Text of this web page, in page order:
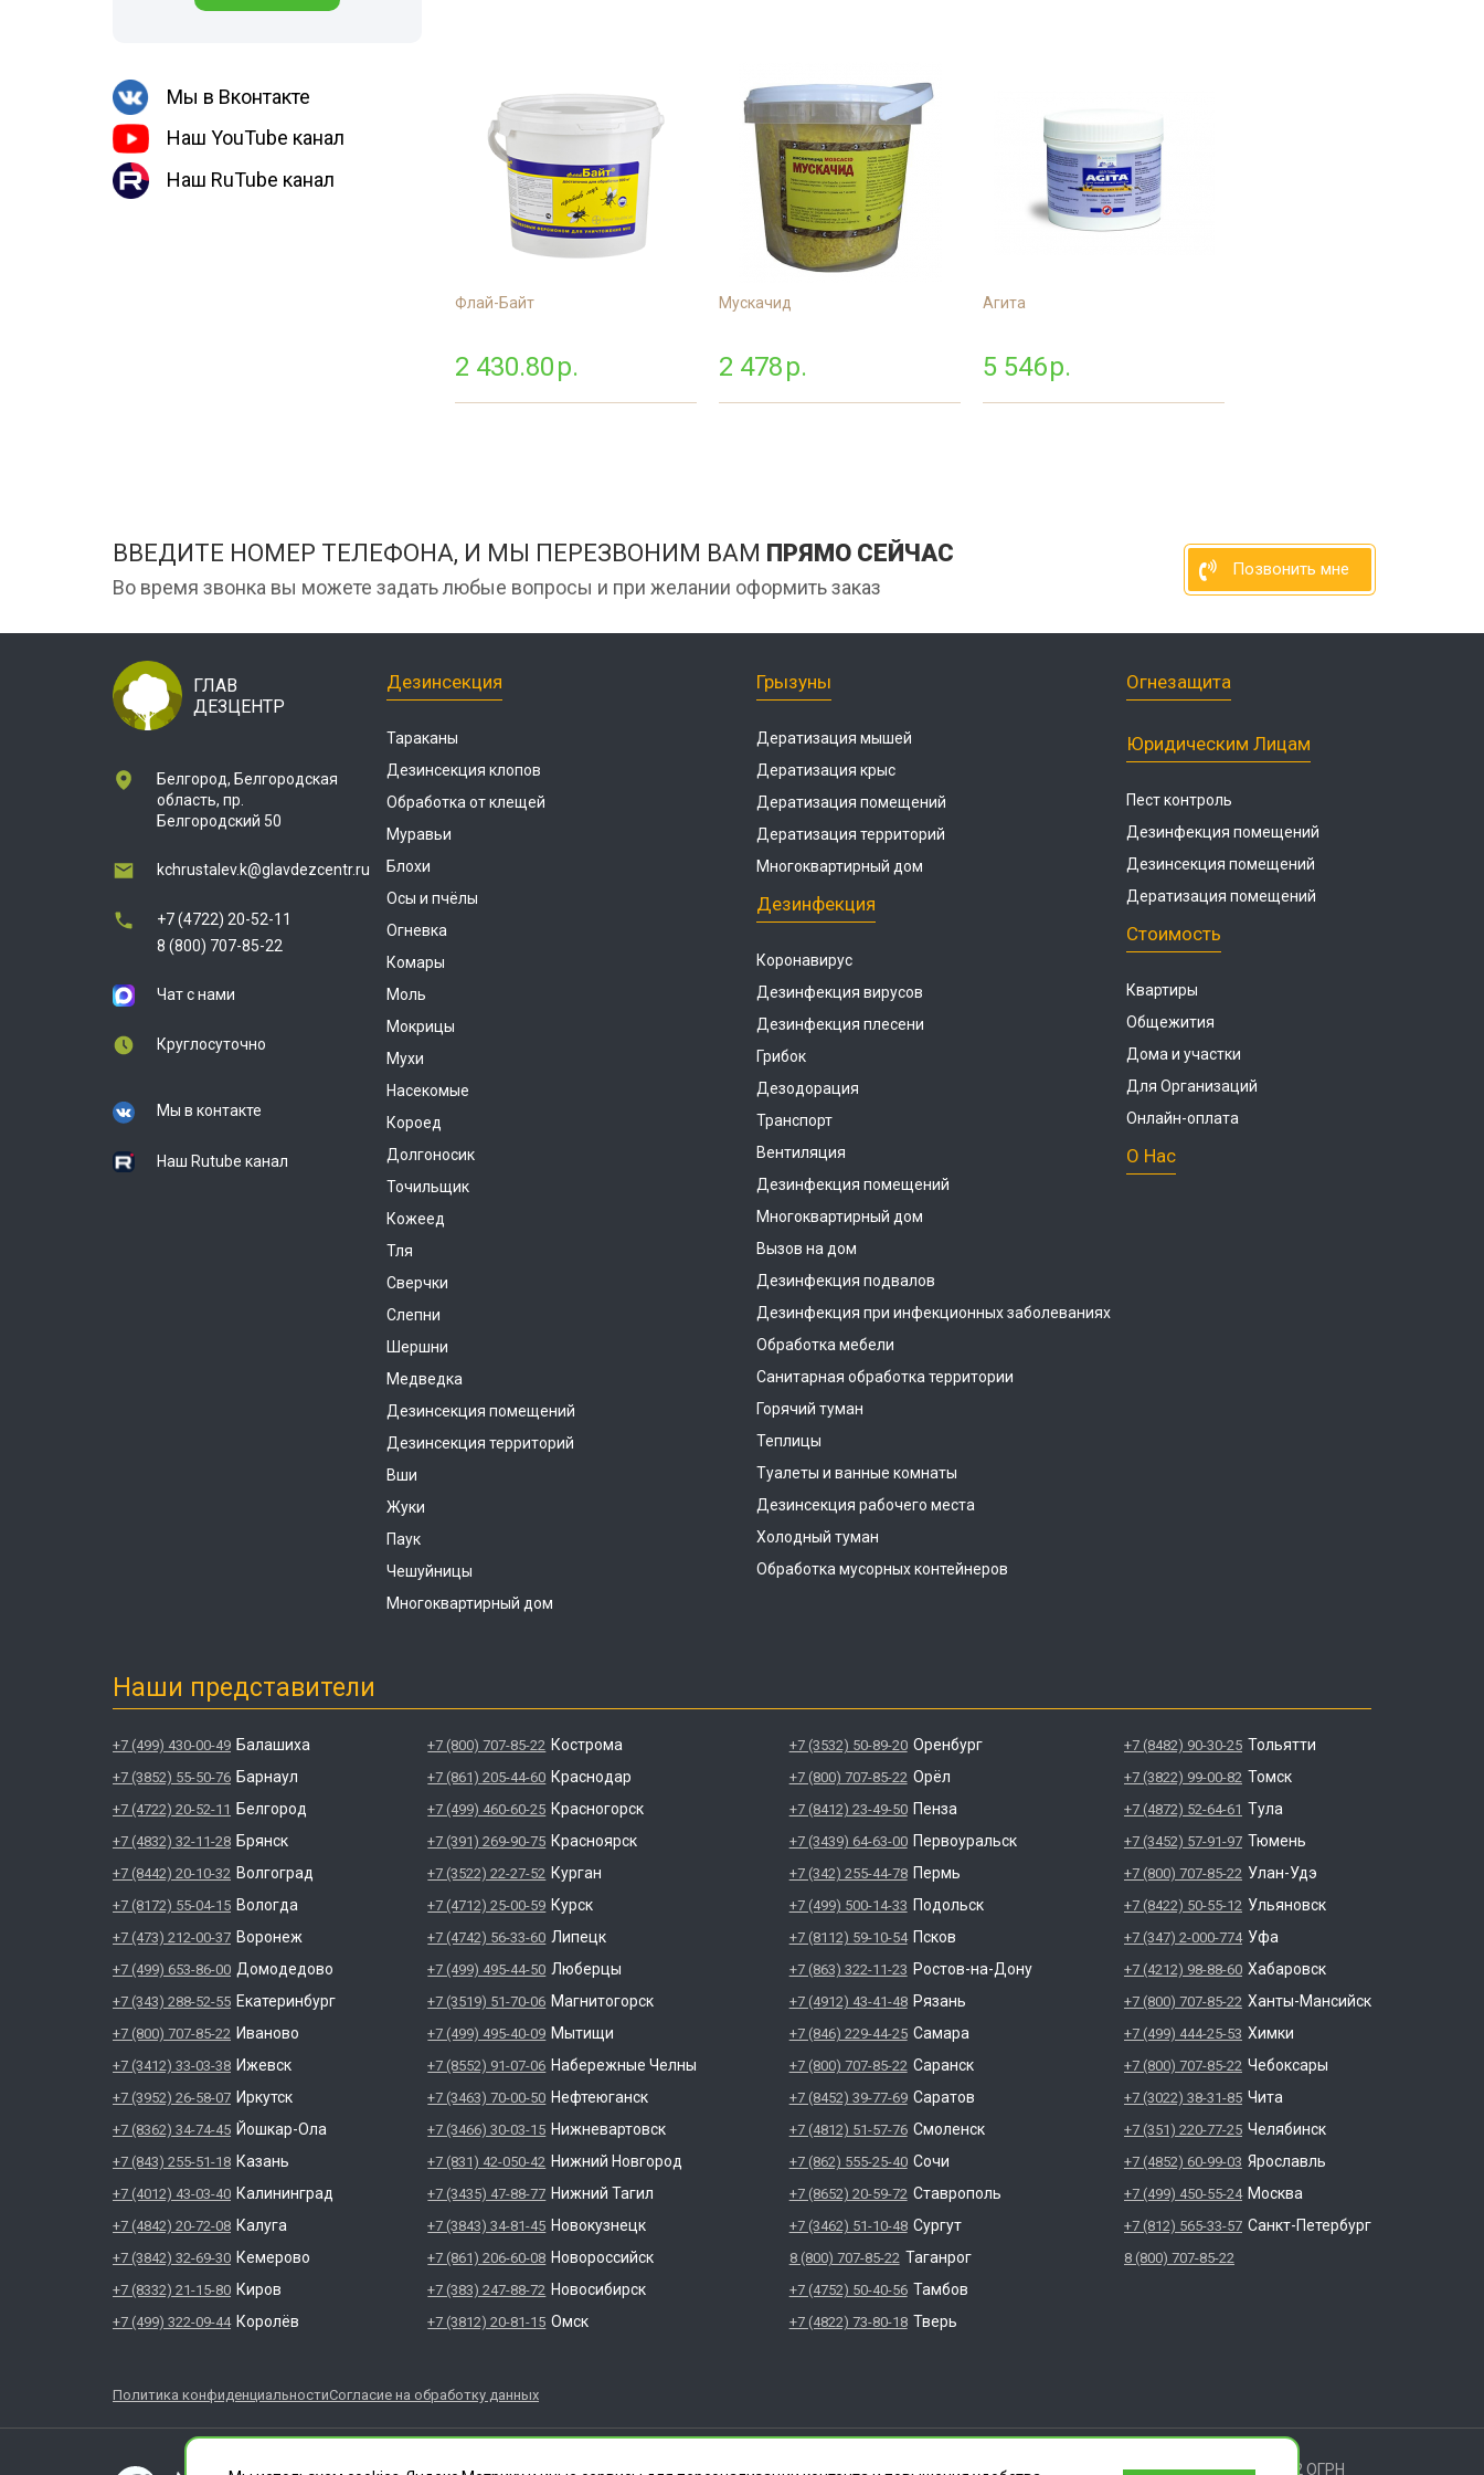
Шершни
Вши
Жуки
мясной промышленности
Обработка кондитерского
цеха
Дезинфекция вагонов
Дезинфекция
холодильников
Мы в Вконтакте
Наш YouTube канал
Наш RuTube канал
Флай-Байт
2 430.80р.
Мускачид
2 478р.
Агита
5 546р.
ВВЕДИТЕ НОМЕР ТЕЛЕФОНА, И МЫ ПЕРЕЗВОНИМ ВАМ ПРЯМО СЕЙЧАС
Во время звонка вы можете задать любые вопросы и при желании оформить заказ
Позвонить мне
ГЛАВ
ДЕЗЦЕНТР
Белгород, Белгородская
область, пр.
Белгородский 50
kchrustalev.k@glavdezcentr.ru
+7 (4722) 20-52-11
8 (800) 707-85-22
Чат с нами
Круглосуточно
Мы в контакте
Наш Rutube канал
Дезинсекция
Тараканы
Дезинсекция клопов
Обработка от клещей
Муравьи
Блохи
Осы и пчёлы
Огневка
Комары
Моль
Мокрицы
Мухи
Насекомые
Короед
Долгоносик
Точильщик
Кожеед
Тля
Сверчки
Слепни
Шершни
Медведка
Дезинсекция помещений
Дезинсекция территорий
Вши
Жуки
Паук
Чешуйницы
Многоквартирный дом
Грызуны
Дератизация мышей
Дератизация крыс
Дератизация помещений
Дератизация территорий
Многоквартирный дом
Дезинфекция
Коронавирус
Дезинфекция вирусов
Дезинфекция плесени
Грибок
Дезодорация
Транспорт
Вентиляция
Дезинфекция помещений
Многоквартирный дом
Вызов на дом
Дезинфекция подвалов
Дезинфекция при инфекционных заболеваниях
Обработка мебели
Санитарная обработка территории
Горячий туман
Теплицы
Туалеты и ванные комнаты
Дезинсекция рабочего места
Холодный туман
Обработка мусорных контейнеров
Огнезащита
Юридическим Лицам
Пест контроль
Дезинфекция помещений
Дезинсекция помещений
Дератизация помещений
Стоимость
Квартиры
Общежития
Дома и участки
Для Организаций
Онлайн-оплата
О Нас
Наши представители
+7 (499) 430-00-49 Балашиха
+7 (3852) 55-50-76 Барнаул
+7 (4722) 20-52-11 Белгород
+7 (4832) 32-11-28 Брянск
+7 (8442) 20-10-32 Волгоград
+7 (8172) 55-04-15 Вологда
+7 (473) 212-00-37 Воронеж
+7 (499) 653-86-00 Домодедово
+7 (343) 288-52-55 Екатеринбург
+7 (800) 707-85-22 Иваново
+7 (3412) 33-03-38 Ижевск
+7 (3952) 26-58-07 Иркутск
+7 (8362) 34-74-45 Йошкар-Ола
+7 (843) 255-51-18 Казань
+7 (4012) 43-03-40 Калининград
+7 (4842) 20-72-08 Калуга
+7 (3842) 32-69-30 Кемерово
+7 (8332) 21-15-80 Киров
+7 (499) 322-09-44 Королёв
+7 (800) 707-85-22 Кострома
+7 (861) 205-44-60 Краснодар
+7 (499) 460-60-25 Красногорск
+7 (391) 269-90-75 Красноярск
+7 (3522) 22-27-52 Курган
+7 (4712) 25-00-59 Курск
+7 (4742) 56-33-60 Липецк
+7 (499) 495-44-50 Люберцы
+7 (3519) 51-70-06 Магнитогорск
+7 (499) 495-40-09 Мытищи
+7 (8552) 91-07-06 Набережные Челны
+7 (3463) 70-00-50 Нефтеюганск
+7 (3466) 30-03-15 Нижневартовск
+7 (831) 42-050-42 Нижний Новгород
+7 (3435) 47-88-77 Нижний Тагил
+7 (3843) 34-81-45 Новокузнецк
+7 (861) 206-60-08 Новороссийск
+7 (383) 247-88-72 Новосибирск
+7 (3812) 20-81-15 Омск
+7 (3532) 50-89-20 Оренбург
+7 (800) 707-85-22 Орёл
+7 (8412) 23-49-50 Пенза
+7 (3439) 64-63-00 Первоуральск
+7 (342) 255-44-78 Пермь
+7 (499) 500-14-33 Подольск
+7 (8112) 59-10-54 Псков
+7 (863) 322-11-23 Ростов-на-Дону
+7 (4912) 43-41-48 Рязань
+7 (846) 229-44-25 Самара
+7 (800) 707-85-22 Саранск
+7 (8452) 39-77-69 Саратов
+7 (4812) 51-57-76 Смоленск
+7 (862) 555-25-40 Сочи
+7 (8652) 20-59-72 Ставрополь
+7 (3462) 51-10-48 Сургут
8 (800) 707-85-22 Таганрог
+7 (4752) 50-40-56 Тамбов
+7 (4822) 73-80-18 Тверь
+7 (8482) 90-30-25 Тольятти
+7 (3822) 99-00-82 Томск
+7 (4872) 52-64-61 Тула
+7 (3452) 57-91-97 Тюмень
+7 (800) 707-85-22 Улан-Удэ
+7 (8422) 50-55-12 Ульяновск
+7 (347) 2-000-774 Уфа
+7 (4212) 98-88-60 Хабаровск
+7 (800) 707-85-22 Ханты-Мансийск
+7 (499) 444-25-53 Химки
+7 (800) 707-85-22 Чебоксары
+7 (3022) 38-31-85 Чита
+7 (351) 220-77-25 Челябинск
+7 (4852) 60-99-03 Ярославль
+7 (499) 450-55-24 Москва
+7 (812) 565-33-57 Санкт-Петербург
8 (800) 707-85-22
Политика конфиденциальностиСогласие на обработку данных
ООО "СЛУЖБА ДЕЗИНФЕКЦИИ" 620012 СВЕРДЛОВСКАЯ ОБЛАСТЬ Г. ЕКАТЕРИНБУРГ, УЛ. ИЛЬИЧА ДОМ 14 КВ 11 ИНН: 6686112972 ОГРН